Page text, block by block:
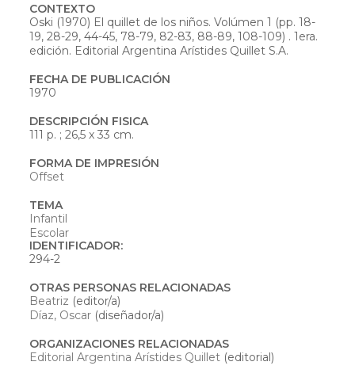
CONTEXTO
Oski (1970) El quillet de los niños. Volúmen 1 (pp. 18-
19, 28-29, 44-45, 78-79, 82-83, 88-89, 108-109) . 1era.
edición. Editorial Argentina Arístides Quillet S.A.
FECHA DE PUBLICACIÓN
1970
DESCRIPCIÓN FISICA
111 p. ; 26,5 x 33 cm.
FORMA DE IMPRESIÓN
Offset
TEMA
Infantil
Escolar
IDENTIFICADOR:
294-2
OTRAS PERSONAS RELACIONADAS
Beatriz (editor/a)
Díaz, Oscar (diseñador/a)
ORGANIZACIONES RELACIONADAS
Editorial Argentina Arístides Quillet (editorial)